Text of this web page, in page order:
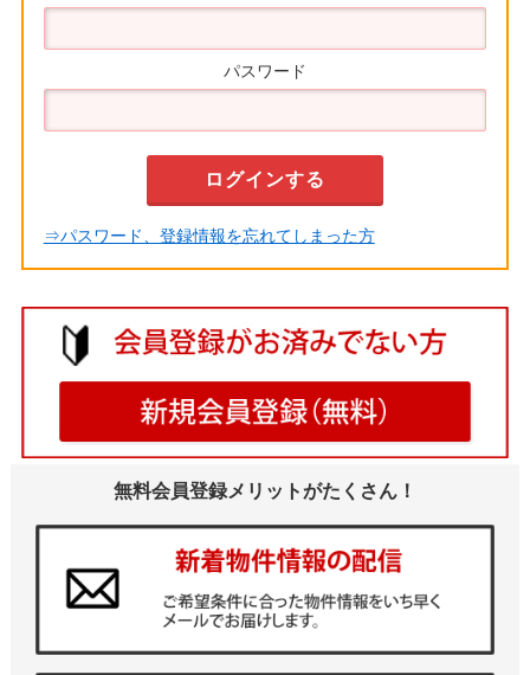
パスワード
⇒パスワード、登録情報を忘れてしまった方
無料会員登録メリットがたくさん！